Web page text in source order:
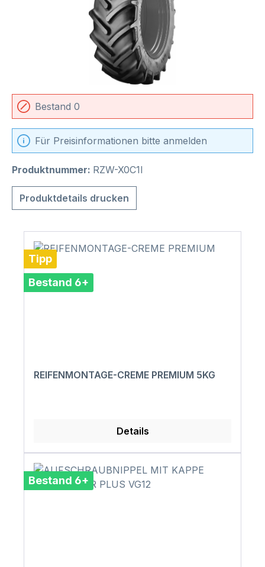
Bestand 0
Für Preisinformationen bitte anmelden
Produktnummer: RZW-X0C1I
Produktdetails drucken
Tipp
Bestand 6+
REIFENMONTAGE-CREME PREMIUM 5KG
Details
Bestand 6+